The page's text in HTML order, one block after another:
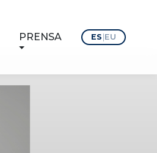
PRENSA ES EU